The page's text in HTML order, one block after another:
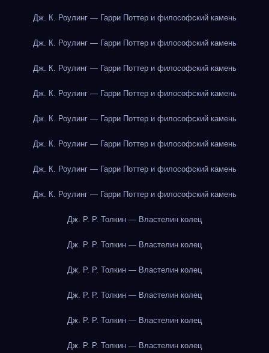
Дж. К. Роулинг — Гарри Поттер и философский камень
Дж. К. Роулинг — Гарри Поттер и философский камень
Дж. К. Роулинг — Гарри Поттер и философский камень
Дж. К. Роулинг — Гарри Поттер и философский камень
Дж. К. Роулинг — Гарри Поттер и философский камень
Дж. К. Роулинг — Гарри Поттер и философский камень
Дж. К. Роулинг — Гарри Поттер и философский камень
Дж. К. Роулинг — Гарри Поттер и философский камень
Дж. Р. Р. Толкин — Властелин колец
Дж. Р. Р. Толкин — Властелин колец
Дж. Р. Р. Толкин — Властелин колец
Дж. Р. Р. Толкин — Властелин колец
Дж. Р. Р. Толкин — Властелин колец
Дж. Р. Р. Толкин — Властелин колец